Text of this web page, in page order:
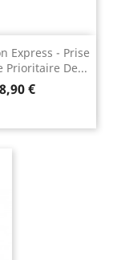
Express - Prise
Prioritaire De...
Prix
8,90 €